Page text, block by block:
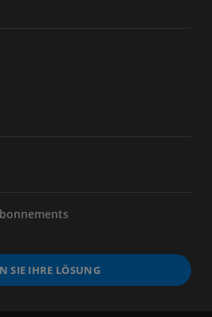
SIE IHRE LÖSUNG